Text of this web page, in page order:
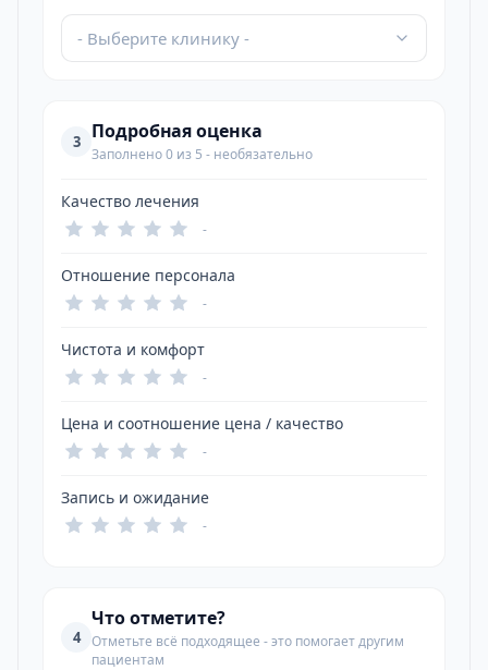
- Выберите клинику -
3 Подробная оценка
Заполнено 0 из 5 - необязательно
Качество лечения
-
Отношение персонала
-
Чистота и комфорт
-
Цена и соотношение цена / качество
-
Запись и ожидание
-
4
Что отметите?
Отметьте всё подходящее - это помогает другим
пациентам